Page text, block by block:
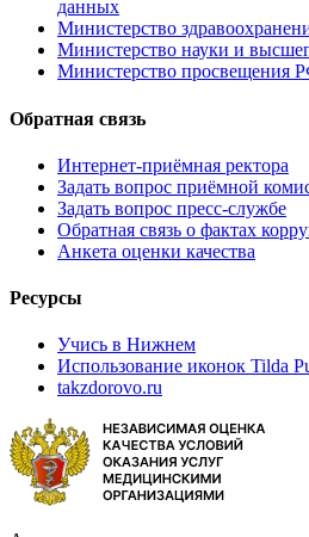
данных
Министерство
Министерство науки и
Министерство просвещения
Обратная связь
Интернет-приёмная ректора
Задать вопрос приёмной
Задать вопрос пресс-службе
Обратная связь о фактах
Анкета оценки качества
Ресурсы
Учись в Нижнем
Использование иконок Tilda
takzdorovo.ru